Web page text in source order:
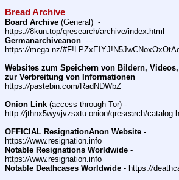
Bread Archive
Board Archive (General)  -
https://8kun.top/qresearch/archive/index.html
Germanarchiveanon
  ---—————
https://mega.nz/
Websites zum Speichern von Bildern, Videos,
zur Verbreitung von Informationen
https://pastebin.com/RadNDWbZ
Onion Link (access through Tor) -
http://jthnx5wyvjvzsxtu.onion/qresearch/
OFFICIAL ResignationAnon Website -
https://www.resignation.info
Notable Resignations Worldwide -
https://www.resignation.info
Notable Deathcases Worldwide - https://